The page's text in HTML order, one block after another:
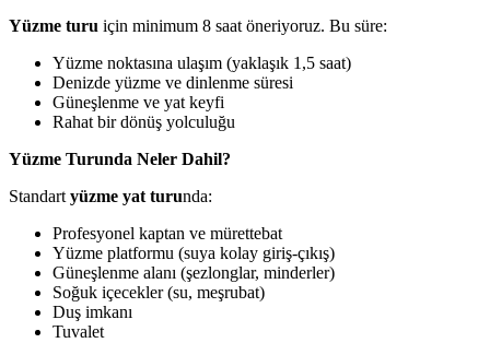
Yüzme turu için minimum 8 saat öneriyoruz. Bu süre:
Yüzme noktasına ulaşım (yaklaşık 1,5 saat)
Denizde yüzme ve dinlenme süresi
Güneşlenme ve yat keyfi
Rahat bir dönüş yolculuğu
Yüzme Turunda Neler Dahil?
Standart yüzme yat turunda:
Profesyonel kaptan ve mürettebat
Yüzme platformu (suya kolay giriş-çıkış)
Güneşlenme alanı (şezlonglar, minderler)
Soğuk içecekler (su, meşrubat)
Duş imkanı
Tuvalet